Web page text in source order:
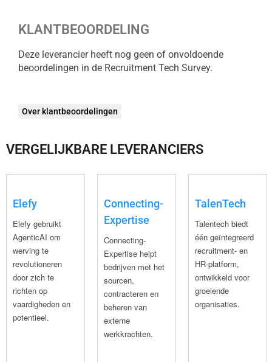
KLANTBEOORDELING
Deze leverancier heeft nog geen of onvoldoende
beoordelingen in de Recruitment Tech Survey.
Over klantbeoordelingen
VERGELIJKBARE LEVERANCIERS
Elefy
Elefy gebruikt
AgenticAI om
werving te
revolutioneren
door zich te
richten op
vaardigheden en
potentieel.
Connecting-
Expertise
Connecting-
Expertise helpt
bedrijven met het
sourcen,
contracteren en
beheren van
externe
werkkrachten.
TalenTech
Talentech biedt
één geïntegreerd
recruitment- en
HR-platform,
ontwikkeld voor
groeiende
organisaties.